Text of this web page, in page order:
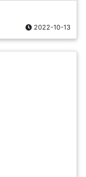
2022-10-13